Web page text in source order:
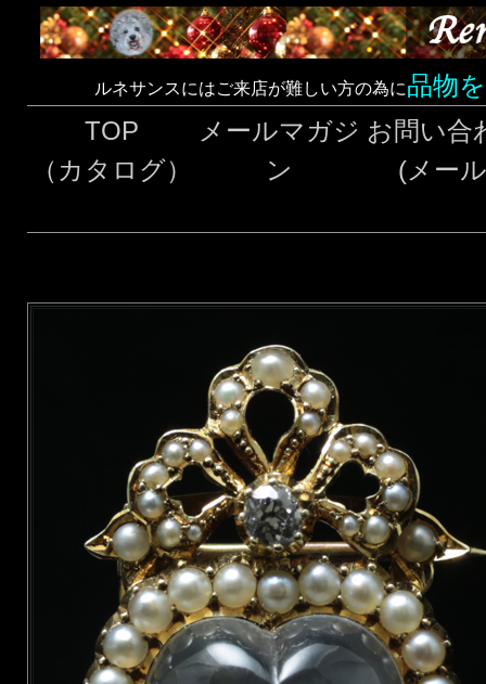
ルネサンスにはご来店が難しい方の為に品物
TOP
（カタログ）
メールマガジ
ン
お問い合
(メー